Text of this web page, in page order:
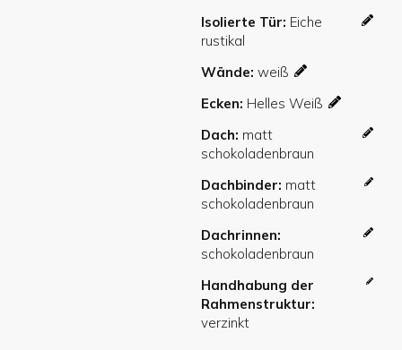
Isolierte Tür
Wände
Ecken
Dach
Dachbinder
Dachrinnen
Handhabung der
Rahmenstruktur